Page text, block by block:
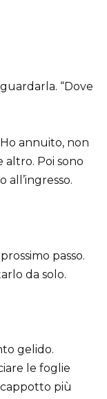
“Dove
annuito, non
altro. Poi sono
all’ingresso.
passo.
da solo.
gelido.
le foglie
cappotto più